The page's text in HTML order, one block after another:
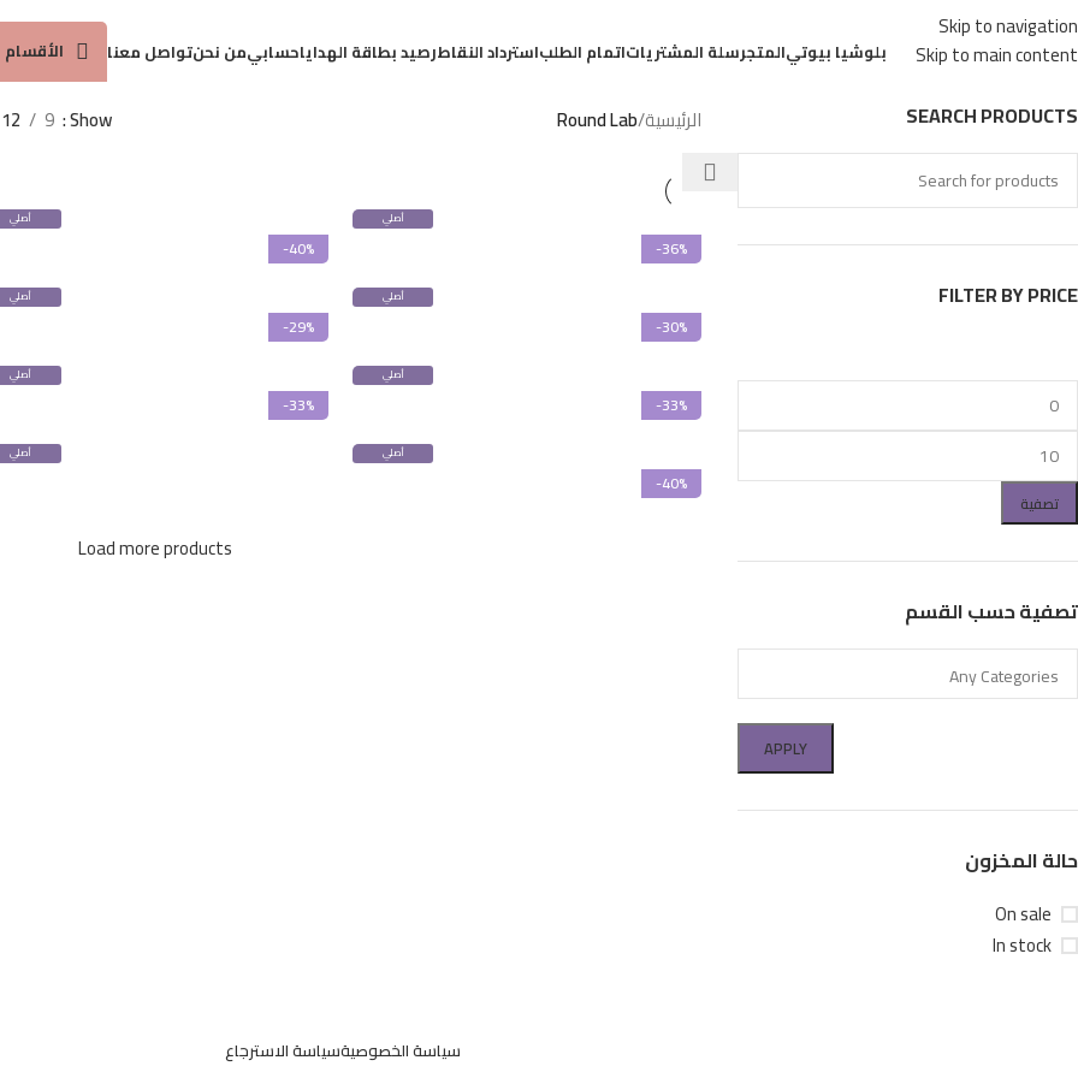
Skip to navigation
Skip to main content
بلوشيا بيوتيالمتجرسلة المشترياتاتمام الطلباسترداد النقاطرصيد بطاقة الهداياحسابيمن نحنتواصل معنا الأقسام
SEARCH PRODUCTS
FILTER BY PRICE
تصفية
تصفية حسب القسم
APPLY
حالة المخزون
On sale
In stock
الرئيسية/
Round Lab
Show
9
12
أصلي
-36%
أصلي
-40%
أصلي
-30%
أصلي
-29%
أصلي
-33%
أصلي
-33%
أصلي
-40%
أصلي
Load more products
سياسة الخصوصيةسياسة الاسترجاع